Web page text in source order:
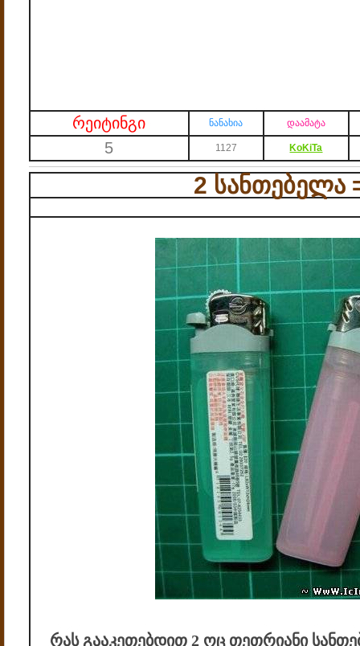
რეიტინგი ნანახია დაამატა
5 1127 KoKiTa
2 სანთებელა
რას გააკეთებდით 2 ოც თეთრიანი